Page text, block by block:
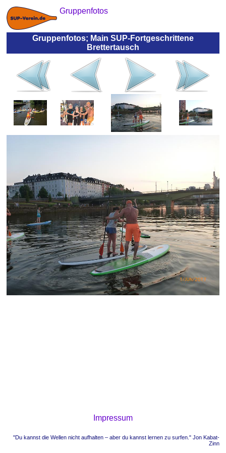
Gruppenfotos
Gruppenfotos; Main SUP-Fortgeschrittene
Brettertausch
Impressum
"Du kannst die Wellen nicht aufhalten – aber du kannst lernen zu surfen." Jon Kabat-
Zinn